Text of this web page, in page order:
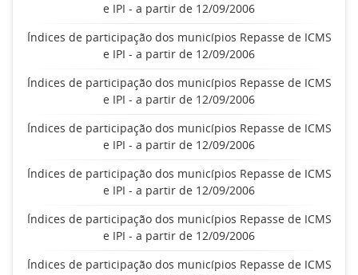
e IPI - a partir de 12/09/2006
Índices de participação dos municípios Repasse de ICMS
e IPI - a partir de 12/09/2006
Índices de participação dos municípios Repasse de ICMS
e IPI - a partir de 12/09/2006
Índices de participação dos municípios Repasse de ICMS
e IPI - a partir de 12/09/2006
Índices de participação dos municípios Repasse de ICMS
e IPI - a partir de 12/09/2006
Índices de participação dos municípios Repasse de ICMS
e IPI - a partir de 12/09/2006
Índices de participação dos municípios Repasse de ICMS